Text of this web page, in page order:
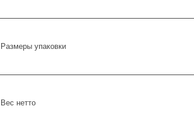
Размеры упаковки
Вес нетто